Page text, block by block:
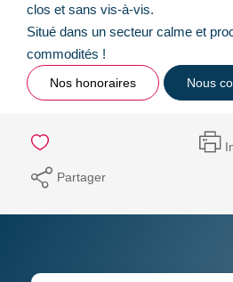
clos et sans vis-à-vis.
Situé dans un secteur calme et
commodités !
Nos honoraires Nous
Partager